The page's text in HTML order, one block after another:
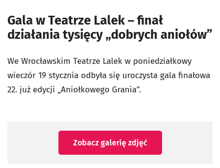
Gala w Teatrze Lalek – finał
działania tysięcy „dobrych aniołów”
We Wrocławskim Teatrze Lalek w poniedziałkowy
wieczór 19 stycznia odbyła się uroczysta gala finałowa
22. już edycji „Aniołkowego Grania”.
Zobacz galerię zdjęć